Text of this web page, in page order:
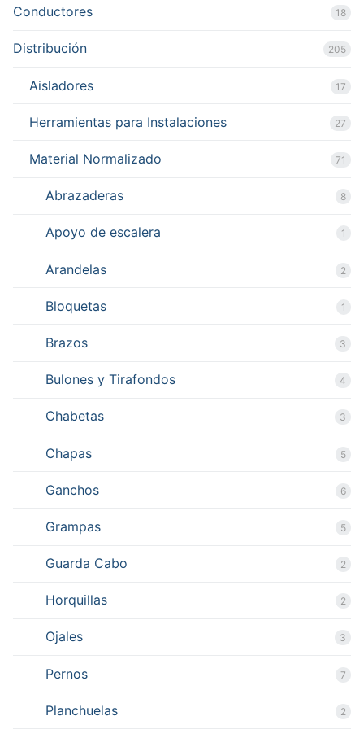
Conductores 18
Distribución 205
Aisladores 17
Herramientas para Instalaciones 27
Material Normalizado 71
Abrazaderas 8
Apoyo de escalera 1
Arandelas 2
Bloquetas 1
Brazos 3
Bulones y Tirafondos 4
Chabetas 3
Chapas 5
Ganchos 6
Grampas 5
Guarda Cabo 2
Horquillas 2
Ojales 3
Pernos 7
Planchuelas 2